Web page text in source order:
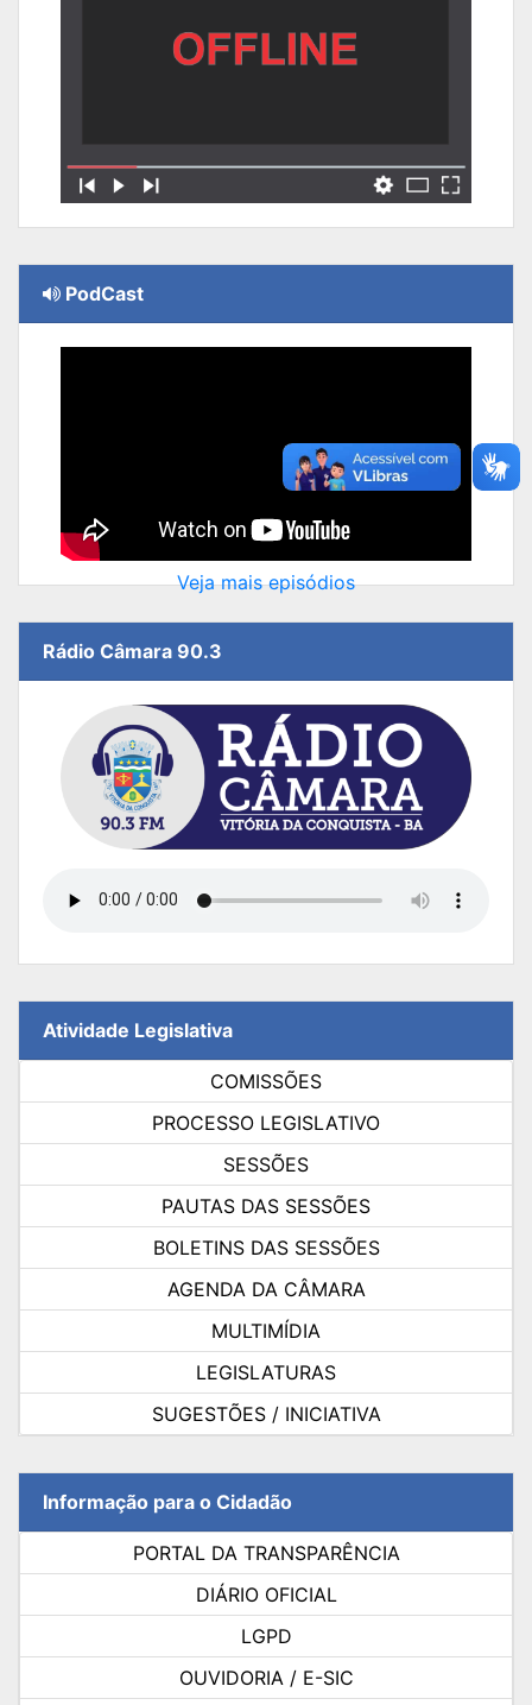
PodCast
Veja mais episódios
Rádio Câmara 90.3
Atividade Legislativa
COMISSÕES
PROCESSO LEGISLATIVO
SESSÕES
PAUTAS DAS SESSÕES
BOLETINS DAS SESSÕES
AGENDA DA CÂMARA
MULTIMÍDIA
LEGISLATURAS
SUGESTÕES / INICIATIVA
Informação para o Cidadão
PORTAL DA TRANSPARÊNCIA
DIÁRIO OFICIAL
LGPD
OUVIDORIA / E-SIC